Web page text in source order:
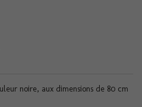
noire, aux dimensions de 80 cm